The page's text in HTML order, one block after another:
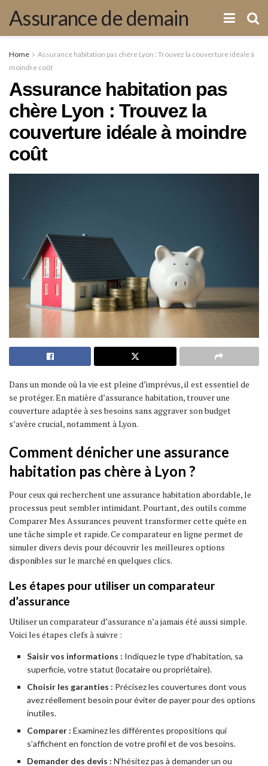
Assurance de demain
Home
Assurance habitation pas chère Lyon : Trouvez la couverture idéale à
moindre coût
Assurance habitation pas
chère Lyon : Trouvez la
couverture idéale à moindre
coût
Dans un monde où la vie est pleine d’imprévus, il est essentiel de
se protéger. En matière d’assurance habitation, trouver une
couverture adaptée à ses besoins sans aggraver son budget
s’avère crucial, notamment à Lyon.
Comment dénicher une assurance
habitation pas chère à Lyon ?
Pour ceux qui recherchent une assurance habitation abordable, le
processus peut sembler intimidant. Pourtant, des outils comme
Comparer Mes Assurances peuvent transformer cette quête en
une tâche simple et rapide. Ce comparateur en ligne permet de
simuler divers devis pour découvrir les meilleures options
disponibles sur le marché en quelques clics.
Les étapes pour utiliser un comparateur
d’assurance
Utiliser un comparateur d’assurance n’a jamais été aussi simple.
Voici les étapes clefs à suivre :
Saisir vos informations : Indiquez le type d’habitation, sa
superficie, votre statut (locataire ou propriétaire).
Choisir les garanties : Précisez les couvertures dont vous
avez réellement besoin pour éviter de payer pour des options
inutiles.
Comparer : Examinez les différentes propositions qui
s’affichent en fonction de votre profil et de vos besoins.
Demander des devis : N’hésitez pas à demander un ou